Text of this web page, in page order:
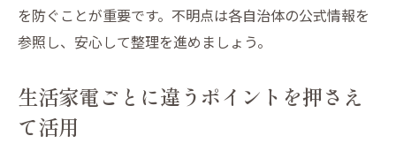
を防ぐことが重要です。不明点は各自治体の公式情報を
参照し、安心して整理を進めましょう。
生活家電ごとに違うポイントを押さえ
て活用